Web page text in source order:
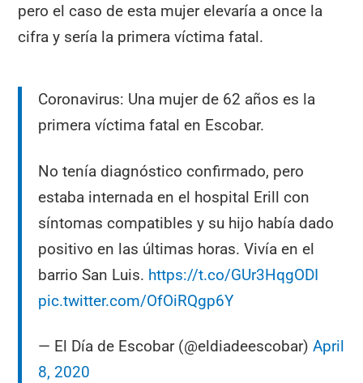
pero el caso de esta mujer elevaría a once la
cifra y sería la primera víctima fatal.
Coronavirus: Una mujer de 62 años es la
primera víctima fatal en Escobar.
No tenía diagnóstico confirmado, pero
estaba internada en el hospital Erill con
síntomas compatibles y su hijo había dado
positivo en las últimas horas. Vivía en el
barrio San Luis. https://t.co/GUr3HqgODI
pic.twitter.com/OfOiRQgp6Y
— El Día de Escobar (@eldiadeescobar)April
8, 2020